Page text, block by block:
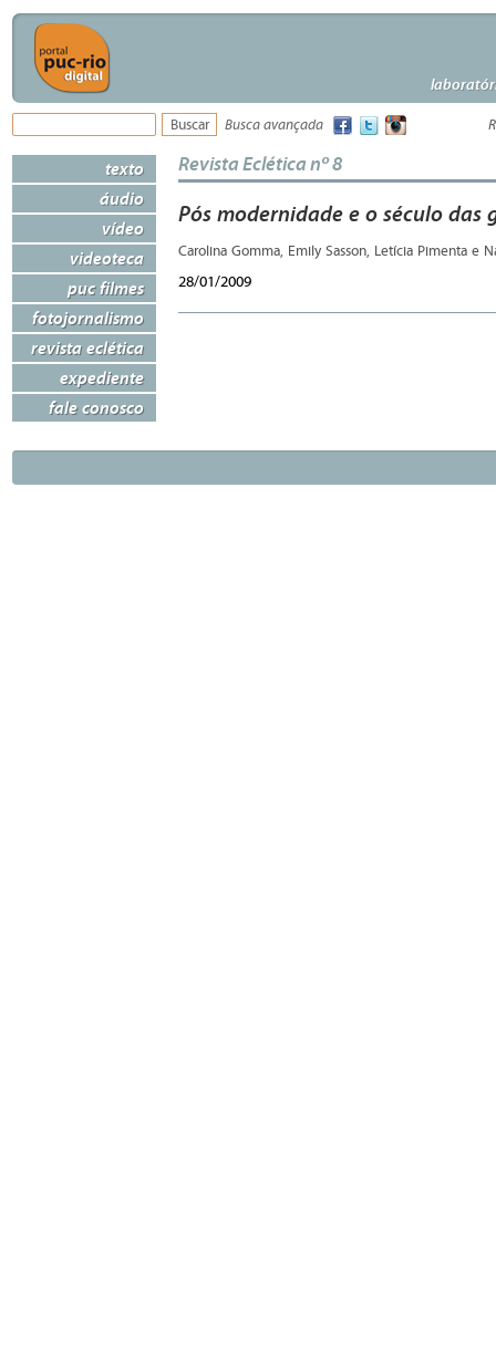
Busca avançada
texto
áudio
vídeo
videoteca
puc filmes
fotojornalismo
revista eclética
expediente
fale conosco
Revista Eclética nº 8
Pós modernidade e o século das
Carolina Gomma, Emily Sasson, Letícia Pimenta e
28/01/2009